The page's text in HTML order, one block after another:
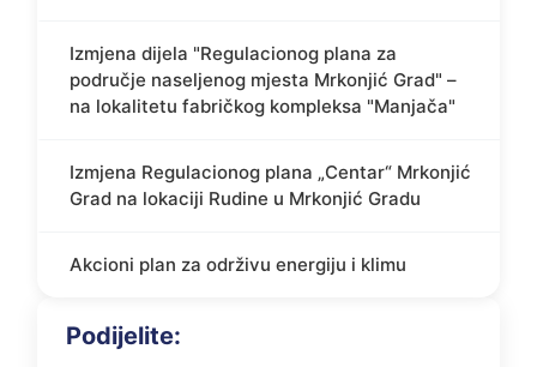
Izmjena dijela "Regulacionog plana za
područje naseljenog mjesta Mrkonjić Grad" –
na lokalitetu fabričkog kompleksa "Manjača"
Izmjena Regulacionog plana „Centar“ Mrkonjić
Grad na lokaciji Rudine u Mrkonjić Gradu
Akcioni plan za održivu energiju i klimu
Podijelite: